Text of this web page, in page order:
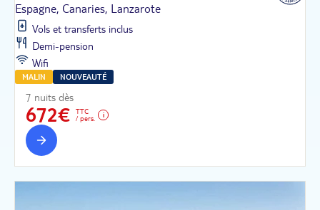
Espagne, Canaries, Lanzarote
Vols et transferts inclus
Demi-pension
Wifi
MALIN NOUVEAUTÉ
7 nuits dès
672€
TTC
/ pers.